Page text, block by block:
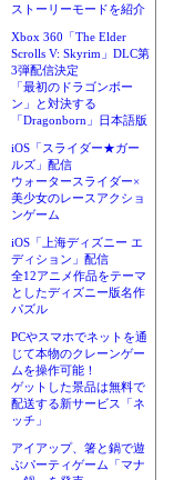
ストーリーモードを紹介
Xbox 360「The Elder
Scrolls V: Skyrim」DLC第
3弾配信決定
「最初のドラゴンボー
ン」と対決する
「Dragonborn」日本語版
iOS「スライダー★ガー
ルズ」配信
ウォータースライダー×
美少女のレースアクショ
ンゲーム
iOS「上海ディズニー エ
ディション」配信
全12アニメ作品をテーマ
としたディズニー版名作
パズル
PCやスマホでネットを通
じて本物のクレーンゲー
ムを操作可能！
ゲットした景品は無料で
配送する新サービス「ネ
ッチ」
アイアップ、箸と鍋で遊
ぶパーティゲーム「マナ